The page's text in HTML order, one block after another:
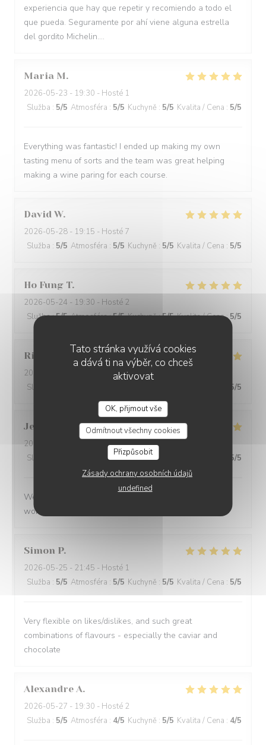
Tato stránka využívá cookies
a dává ti na výběr, co chceš
aktivovat
OK, přijmout vše
Odmítnout všechny cookies
Přizpůsobit
Zásady ochrany osobních údajů
undefined
experiencia que hay que repetir y recomiendo a todo el
que pueda. Seguramente por ahí viene alguna estrella
del gordito Michelin....
Maria M
2026-05-23 - 19:30 - Hosté 1
Služba : 5/5 Atmosféra : 5/5 Kuchyně : 5/5 Kvalita / Cena : 5/5
Everything was fantastic! I ended up making my own
tasting menu of sorts and the team was great helping
making a wine paring for each course.
David W
2026-05-28 - 19:15 - Hosté 7
Služba : 5/5 Atmosféra : 5/5 Kuchyně : 5/5 Kvalita / Cena : 5/5
Ho Fung T
2026-05-24 - 19:30 - Hosté 2
Služba:5/5 Atmosféra:5/5 Kuchyně:5/5 Kvalita / Cena: 5/5
Riccardo L
2026-05-25
- 21:45 - Hosté 2
Služba
5/5
Jenny
2026-05-25
- 21:15 - Hosté 2
Služba
:5/5 Kuchyně: 5/5
We had a great evening at Essencial. The staff was
wonderful and the food was excellent!
Simon P
2026-05-25 - 21:45 - Hosté 1
Služba : 5/5 Atmosféra : 5/5 Kuchyně : 5/5 Kvalita / Cena : 5/5
Very flexible on likes/dislikes, and such great
combinations of flavours - especially the caviar and
chocolate
Alexandre A
2026-05-27 - 19:30 - Hosté 2
Služba : 5/5 Atmosféra : 4/5 Kuchyně : 5/5 Kvalita / Cena : 4/5